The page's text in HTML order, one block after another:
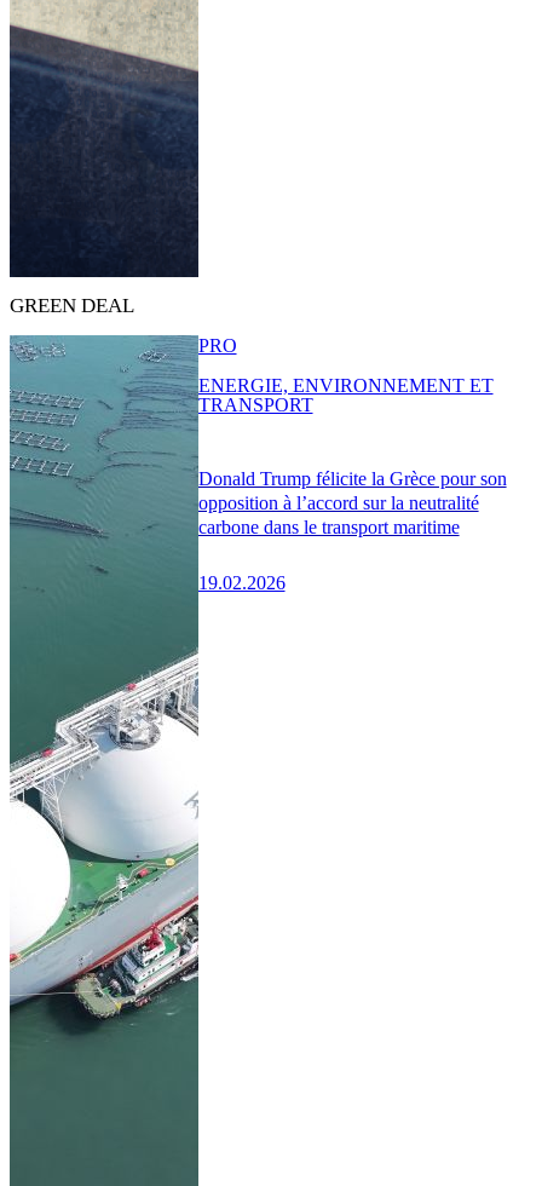
GREEN DEAL
Donald Trump félicite la Grèce pour son
opposition à l’accord sur la neutralité
carbone dans le transport maritime
19.02.2026
PRO
ENERGIE, ENVIRONNEMENT ET
TRANSPORT